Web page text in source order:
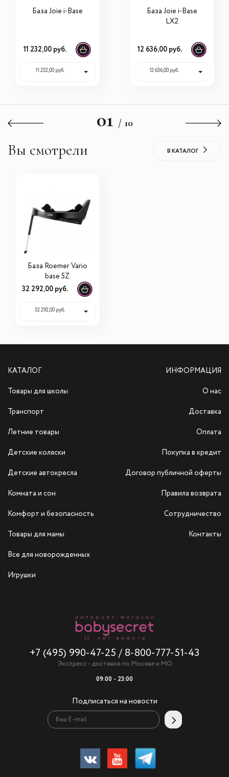
База Joie i-Base
11 232,00 руб.
11 232,00 руб.
База Joie i-Base
LX2
12 636,00 руб.
12 636,00 руб.
01 / 10
Вы смотрели В КАТАЛОГ
База Roemer Vario
base 5Z
32 292,00 руб.
32 292,00 руб.
КАТАЛОГ
Товары для школы
Транспорт
Летние товары
Детские коляски
Детские автокресла
Комната и сон
Комфорт и безопасность
Товары для мамы
Все для новорожденных
Игрушки
+7 (495) 990-47-25 / 8-800-777-51-43
Экспресс - доставка по Москве и МО
09:00 - 23:00
Подписаться на новости
ИНФОРМАЦИЯ
О нас
Доставка
Оплата
Покупка в кредит
Договор публичной оферты
Правила возврата
Сотрудничество
Контакты